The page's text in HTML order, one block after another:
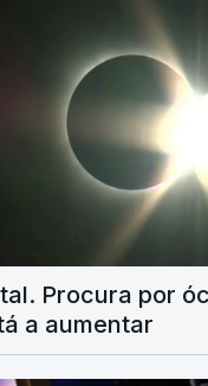
Procura por
a aumentar